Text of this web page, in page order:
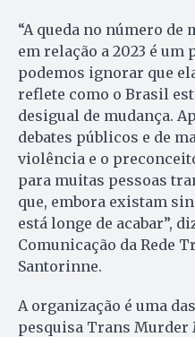
“A queda no número de
em relação a 2023 é um
podemos ignorar que
reflete como o Brasil
desigual de mudança.
debates públicos e de
violência e o
para muitas pessoas
que, embora existam
está longe de acabar”,
Comunicação da Rede
Santorinne.
A organização é uma
pesquisa Trans